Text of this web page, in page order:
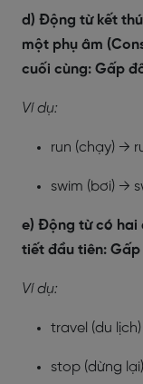
d) Động từ kết
một phụ âm
cuối cùng: Gấp
Ví dụ:
run (chạy) →
swim (bơi) →
e) Động từ có hai
tiết đầu tiên:
Ví dụ:
travel (du
stop (dừng